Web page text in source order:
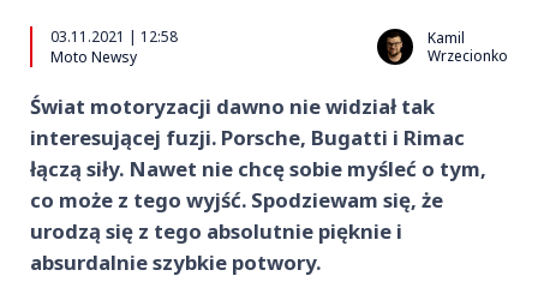
03.11.2021 | 12:58
Moto Newsy
Kamil
Wrzecionko
Świat motoryzacji dawno nie widział tak
interesującej fuzji. Porsche, Bugatti i Rimac
łączą siły. Nawet nie chcę sobie myśleć o tym,
co może z tego wyjść. Spodziewam się, że
urodzą się z tego absolutnie pięknie i
absurdalnie szybkie potwory.